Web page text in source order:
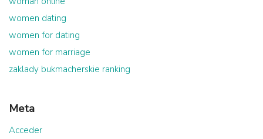
women dating
women for dating
women for marriage
zaklady bukmacherskie ranking
Meta
Acceder